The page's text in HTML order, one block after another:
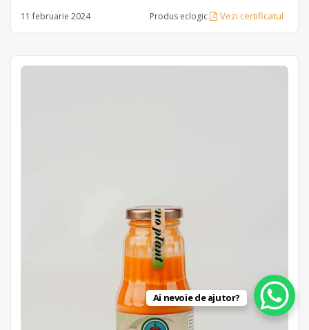
11 februarie 2024 Produs eclogic Vezi certificatul
Ai nevoie de ajutor?